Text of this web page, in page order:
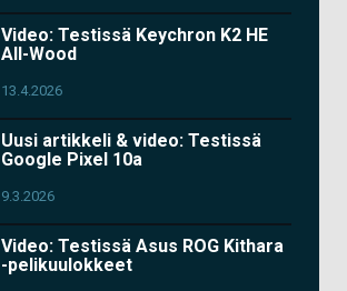
Video: Testissä Keychron K2 HE
All-Wood
13.4.2026
Uusi artikkeli & video: Testissä
Google Pixel 10a
9.3.2026
Video: Testissä Asus ROG Kithara
-pelikuulokkeet